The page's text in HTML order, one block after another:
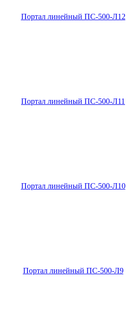
Портал линейный ПС-500-Л12
Портал линейный ПС-500-Л11
Портал линейный ПС-500-Л10
Портал линейный ПС-500-Л9